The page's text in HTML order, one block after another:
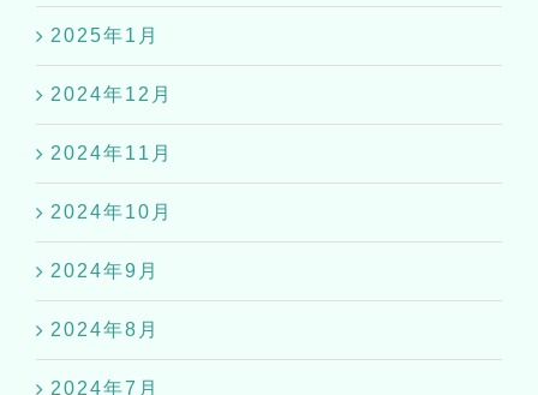
2025年1月
2024年12月
2024年11月
2024年10月
2024年9月
2024年8月
2024年7月